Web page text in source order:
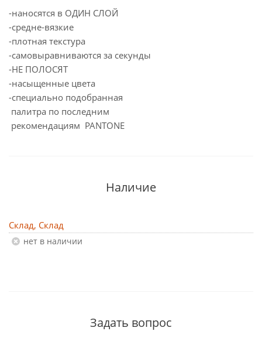
-наносятся в ОДИН СЛОЙ
-cредне-вязкие
-плотная текстура
-самовыравниваются за секунды
-НЕ ПОЛОСЯТ
-насыщенные цвета
-специально подобранная
палитра по последним
рекомендациям PANTONE
Наличие
Склад, Склад
Нет в наличии
Задать вопрос